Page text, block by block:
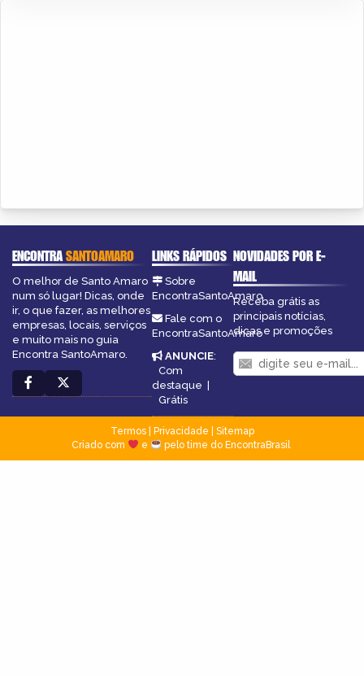
ENCONTRASANTOAMARO
O melhor de Santo Amaro
num só lugar! Dicas, onde
ir, o que fazer, as melhores
empresas, locais, serviços
e muito mais no guia
Encontra SantoAmaro.
LINKS RÁPIDOS
Sobre
EncontraSantoAmaro
Fale com o
EncontraSantoAmaro
ANUNCIE:
Com
destaque |
Grátis
NOVIDADES POR E-
MAIL
Receba grátis as
principais notícias,
dicas e promoções
Termos| Privacidade
Sitemap
Criado com
e pelo time do EncontraBrasil